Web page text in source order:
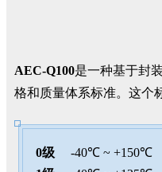
AEC-Q100是一种基于封
格和质量体系标准。这个
0级
-40℃ ~ +150℃